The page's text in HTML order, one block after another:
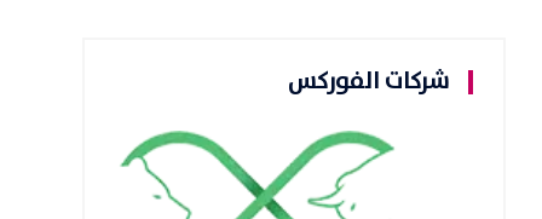
شركات الفوركس